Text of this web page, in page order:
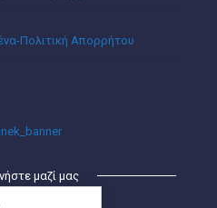
Πολιτική Απορρήτου
μαζί μας